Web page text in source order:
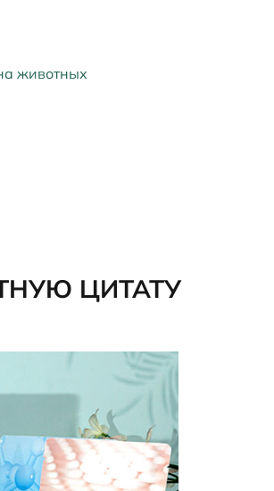
животных
ЦИТАТУ